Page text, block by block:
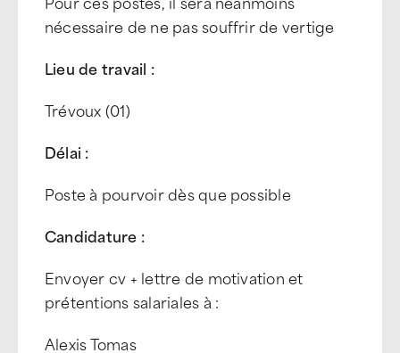
nécessaire de ne pas souffrir de vertige
Lieu de travail :
Trévoux (01)
Délai :
Poste à pourvoir dès que possible
Candidature :
Envoyer cv + lettre de motivation et
prétentions salariales à :
Alexis Tomas